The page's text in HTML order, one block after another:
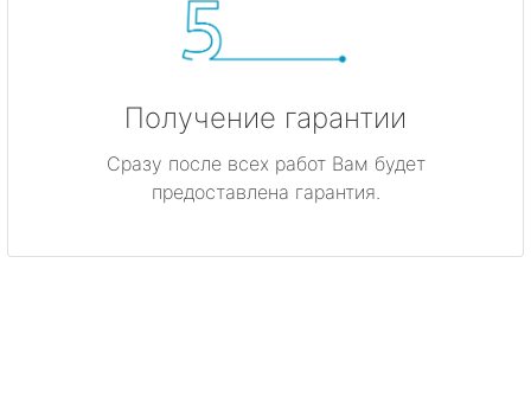
Получение гарантии
Сразу после всех работ Вам будет
предоставлена гарантия.